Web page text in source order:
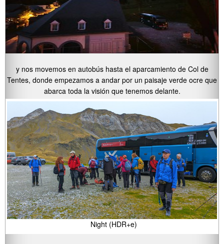
y nos movemos en autobús hasta el aparcamiento de Col de
Tentes, donde empezamos a andar por un paisaje verde ocre que
abarca toda la visión que tenemos delante.
Night (HDR+e)